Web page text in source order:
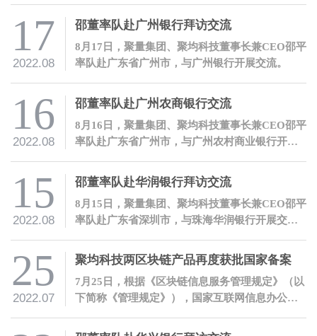
17
2022.08
邵董率队赴广州银行拜访交流
8月17日，聚量集团、聚均科技董事长兼CEO邵平
率队赴广东省广州市，与广州银行开展交流。
16
2022.08
邵董率队赴广州农商银行交流
8月16日，聚量集团、聚均科技董事长兼CEO邵平
率队赴广东省广州市，与广州农村商业银行开展
15
2022.08
邵董率队赴华润银行拜访交流
8月15日，聚量集团、聚均科技董事长兼CEO邵平
率队赴广东省深圳市，与珠海华润银行开展交
25
2022.07
聚均科技两区块链产品再度获批国家备案
7月25日，根据《区块链信息服务管理规定》（以
下简称《管理规定》），国家互联网信息办公室
编号，聚均科技“产业数字金融区块链浏览